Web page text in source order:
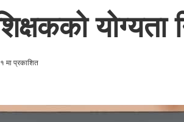
योग्यता
मा प्रकाशित